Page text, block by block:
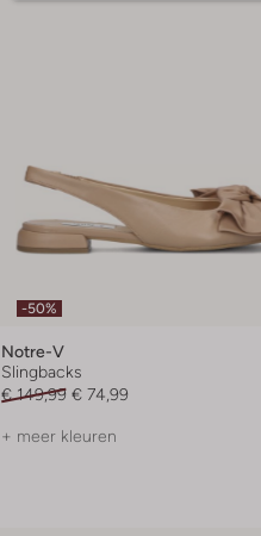
-50%
Notre-V
Slingbacks
€ 149,99 € 74,99
+ meer kleuren